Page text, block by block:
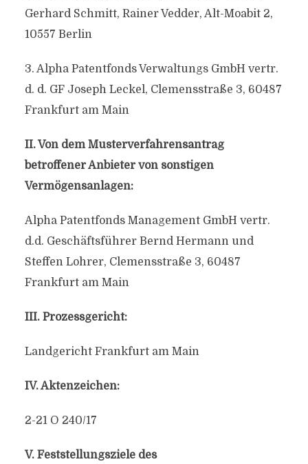
Gerhard Schmitt, Rainer Vedder, Alt-Moabit 2,
10557 Berlin
3. Alpha Patentfonds Verwaltungs GmbH vertr.
d. d. GF Joseph Leckel, Clemensstraße 3, 60487
Frankfurt am Main
II. Von dem Musterverfahrensantrag
betroffener Anbieter von sonstigen
Vermögensanlagen:
Alpha Patentfonds Management GmbH vertr.
d.d. Geschäftsführer Bernd Hermann und
Steffen Lohrer, Clemensstraße 3, 60487
Frankfurt am Main
III. Prozessgericht:
Landgericht Frankfurt am Main
IV. Aktenzeichen:
2-21 O 240/17
V. Feststellungsziele des